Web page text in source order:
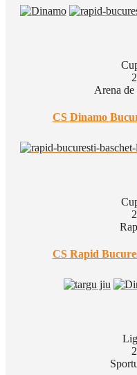
Arena de
CS Dinamo
CS Rapid